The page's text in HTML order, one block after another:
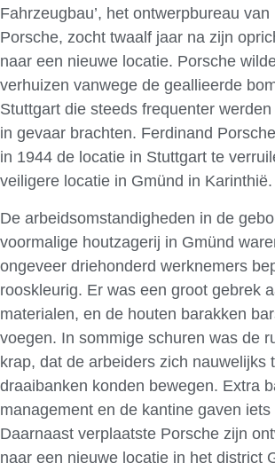
Fahrzeugbau’, het ontwerpbureau van
Porsche, zocht twaalf jaar na zijn
naar een nieuwe locatie. Porsche
verhuizen vanwege de geallieerde
Stuttgart die steeds frequenter
in gevaar brachten. Ferdinand
in 1944 de locatie in Stuttgart te
veiligere locatie in Gmünd in Karinthië.
De arbeidsomstandigheden in de
voormalige houtzagerij in Gmünd
ongeveer driehonderd werknemers
rooskleurig. Er was een groot gebrek
materialen, en de houten barakken
voegen. In sommige schuren was de
krap, dat de arbeiders zich nauwelijks
draaibanken konden bewegen. Extra
management en de kantine gaven iets
Daarnaast verplaatste Porsche zijn
naar een nieuwe locatie in het district